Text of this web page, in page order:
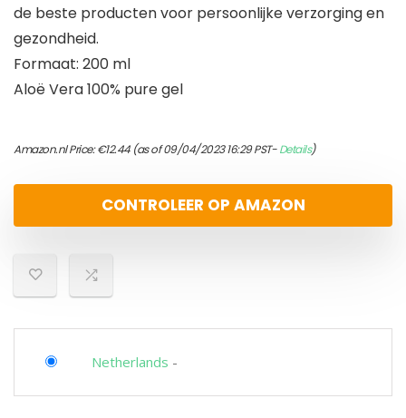
de beste producten voor persoonlijke verzorging en
gezondheid.
Formaat: 200 ml
Aloë Vera 100% pure gel
Amazon.nl Price:€12.44(as of 09/04/2023 16:29 PST-Details)
CONTROLEER OP AMAZON
Netherlands -